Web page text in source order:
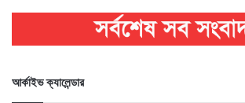
আর্কাইভ ক্যালেন্ডার